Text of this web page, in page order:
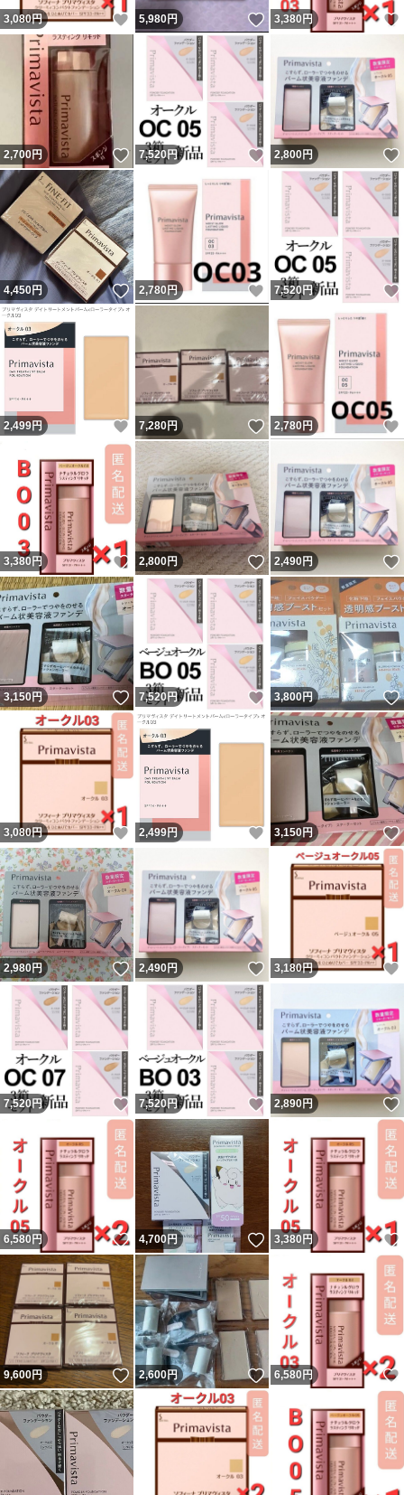
3,080円 いいね！
5,980円 いいね！
3,380 円
2,700円 いいね！
7,520円 いいね！
2,800円
4,450円 いいね！
2,780円 いいね！
7,520円
2,499円 いいね！
7,280円 いいね！
2,780円
3,380 円 いいね！
2,800円 いいね！
2,490円
3,150円 いいね！
7,520円 いいね！
3,800円
3,080円 いいね！
2,499円 いいね！
3,150円
2,980円 いいね！
2,490円 いいね！
3,180円
7,520円 いいね！
7,520円 いいね！
2,890円
6,580 円 いいね！
4,700円 いいね！
3,380 円
9,600円 いいね！
2,600円 いいね！
6,580 円